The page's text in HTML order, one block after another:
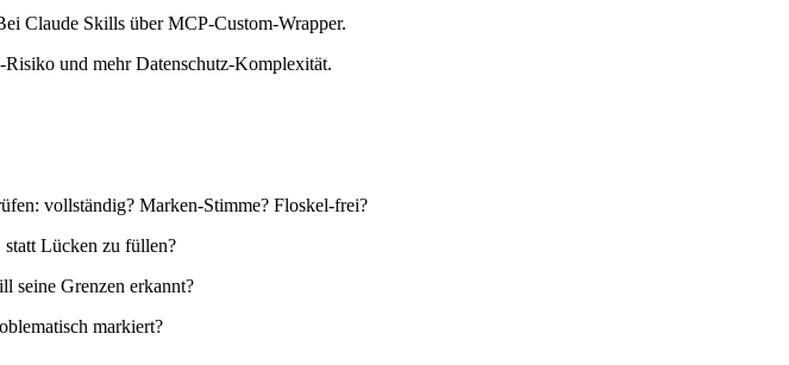
Claude Skills über MCP-Custom-Wrapper.
und mehr Datenschutz-Komplexität.
vollständig? Marken-Stimme? Floskel-frei?
Lücken zu füllen?
seine Grenzen erkannt?
markiert?